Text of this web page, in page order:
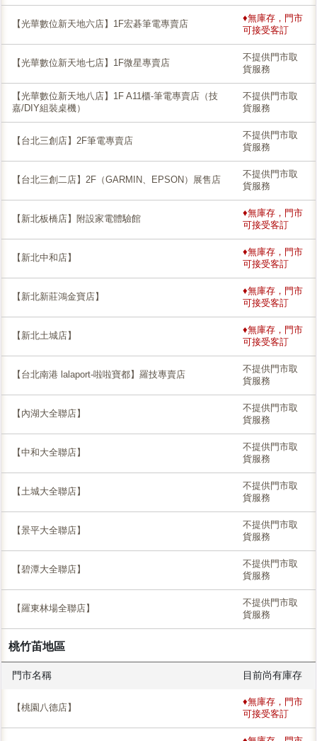
【光華數位新天地六店】1F宏碁筆電專賣店
♦無庫存，門市
可接受客訂
【光華數位新天地七店】1F微星專賣店
不提供門市取
貨服務
【光華數位新天地八店】1F A11櫃-筆電專賣店（技
嘉/DIY組裝桌機）
不提供門市取
貨服務
【台北三創店】2F筆電專賣店
不提供門市取
貨服務
【台北三創二店】2F（GARMIN、EPSON）展售店
不提供門市取
貨服務
【新北板橋店】附設家電體驗館
♦無庫存，門市
可接受客訂
【新北中和店】
♦無庫存，門市
可接受客訂
【新北新莊鴻金寶店】
♦無庫存，門市
可接受客訂
【新北土城店】
♦無庫存，門市
可接受客訂
【台北南港 lalaport-啦啦寶都】羅技專賣店
不提供門市取
貨服務
【內湖大全聯店】
不提供門市取
貨服務
【中和大全聯店】
不提供門市取
貨服務
【土城大全聯店】
不提供門市取
貨服務
【景平大全聯店】
不提供門市取
貨服務
【碧潭大全聯店】
不提供門市取
貨服務
【羅東林場全聯店】
不提供門市取
貨服務
桃竹苖地區
門市名稱 目前尚有庫存
【桃園八德店】
♦無庫存，門市
可接受客訂